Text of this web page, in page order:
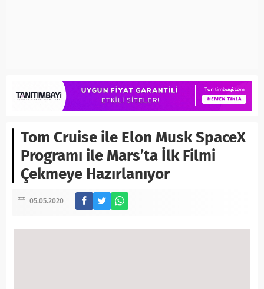
Tom Cruise ile Elon Musk SpaceX
Programı ile Mars’ta İlk Filmi
Çekmeye Hazırlanıyor
05.05.2020